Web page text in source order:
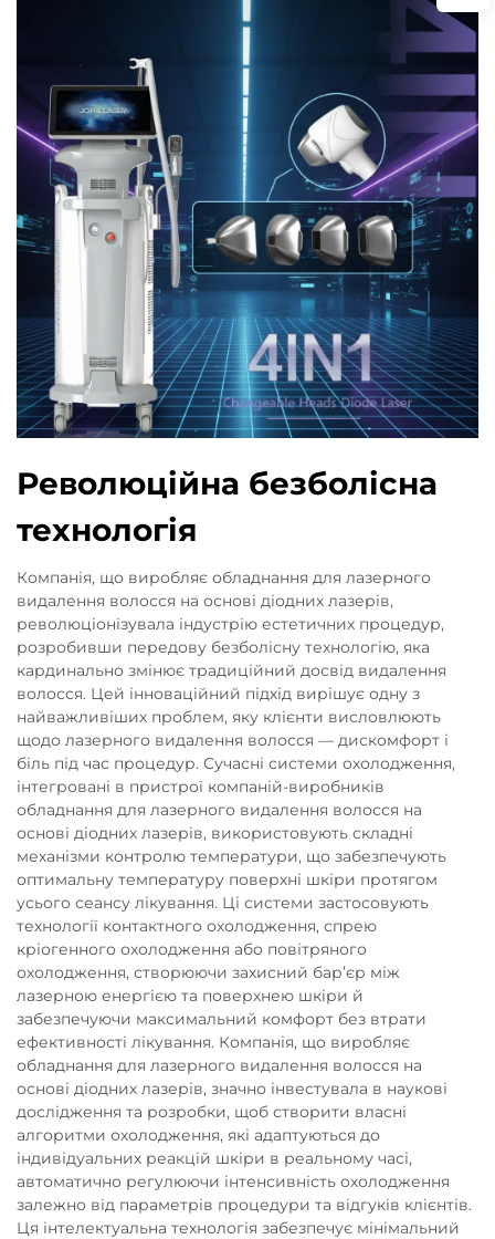
Революційна безболісна
технологія
Компанія, що виробляє обладнання для лазерного
видалення волосся на основі діодних лазерів,
революціонізувала індустрію естетичних процедур,
розробивши передову безболісну технологію, яка
кардинально змінює традиційний досвід видалення
волосся. Цей інноваційний підхід вирішує одну з
найважливіших проблем, яку клієнти висловлюють
щодо лазерного видалення волосся — дискомфорт і
біль під час процедур. Сучасні системи охолодження,
інтегровані в пристрої компаній-виробників
обладнання для лазерного видалення волосся на
основі діодних лазерів, використовують складні
механізми контролю температури, що забезпечують
оптимальну температуру поверхні шкіри протягом
усього сеансу лікування. Ці системи застосовують
технології контактного охолодження, спрею
кріогенного охолодження або повітряного
охолодження, створюючи захисний бар’єр між
лазерною енергією та поверхнею шкіри й
забезпечуючи максимальний комфорт без втрати
ефективності лікування. Компанія, що виробляє
обладнання для лазерного видалення волосся на
основі діодних лазерів, значно інвестувала в наукові
дослідження та розробки, щоб створити власні
алгоритми охолодження, які адаптуються до
індивідуальних реакцій шкіри в реальному часі,
автоматично регулюючи інтенсивність охолодження
залежно від параметрів процедури та відгуків клієнтів.
Ця інтелектуальна технологія забезпечує мінімальний